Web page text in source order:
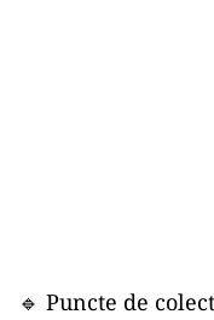
🔹 Puncte de